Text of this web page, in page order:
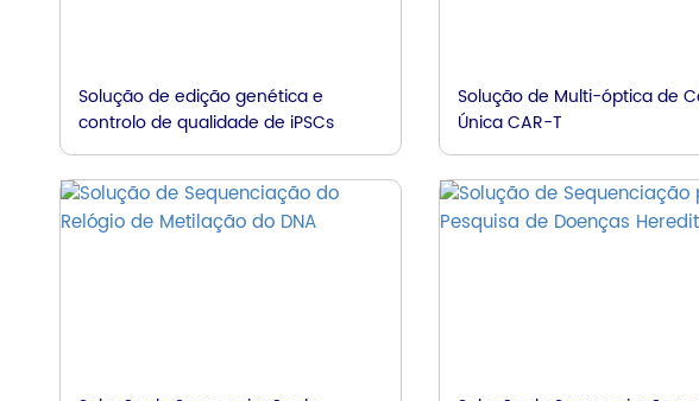
Solução de edição genética e
controlo de qualidade de iPSCs
Solução de Multi-óptica de
Única CAR-T